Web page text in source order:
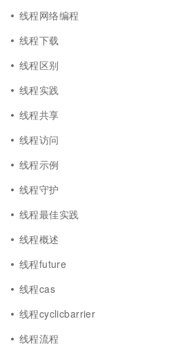
线程网络编程
线程下载
线程区别
线程实践
线程共享
线程访问
线程示例
线程守护
线程最佳实践
线程概述
线程future
线程cas
线程cyclicbarrier
线程流程